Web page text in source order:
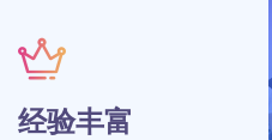
经验丰富